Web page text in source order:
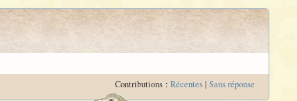
Contributions : Récentes| Sans réponse